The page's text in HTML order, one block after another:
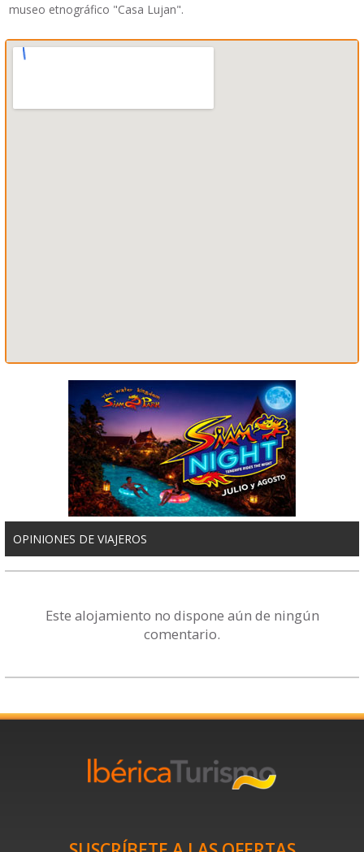
museo etnográfico "Casa Lujan".
OPINIONES DE VIAJEROS
Este alojamiento no dispone aún de ningún
comentario.